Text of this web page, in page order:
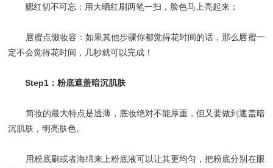
腮红切不可忘：用大晒红刷两笔一扫，脸色马上亮起来；
唇蜜点缀妆容：如果其他步骤你都觉得花时间的话，那么唇蜜一
定不会觉得花时间，几秒就可以完成！
Step1：粉底遮盖暗沉肌肤
简妆的最大特点是透薄，底妆绝对不能厚重，但又要做到遮盖暗
沉肌肤，明亮肤色。
用粉底刷或者海绵来上粉底液可以让其更均匀，把粉底分别在眼